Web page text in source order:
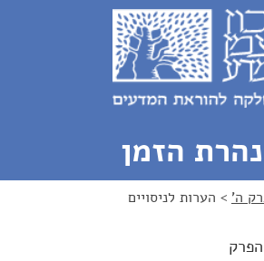
הזמן
ה' > הערות לניסויים